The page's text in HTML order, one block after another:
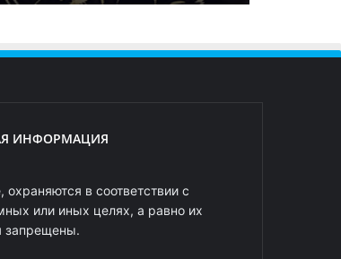
ИНФОРМАЦИЯ
в соответствии с
или иных целях, а равно их
запрещены.